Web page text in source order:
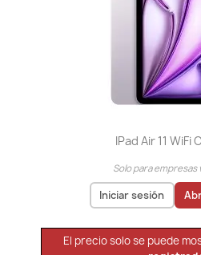
IPad Air 11 WiFi
Solo para
Iniciar sesión
El precio solo se puede